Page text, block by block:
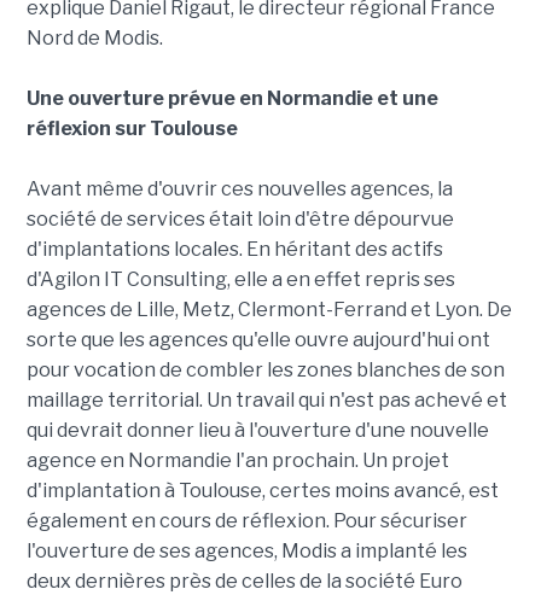
explique Daniel Rigaut, le directeur régional France
Nord de Modis.
Une ouverture prévue en Normandie et une
réflexion sur Toulouse
Avant même d'ouvrir ces nouvelles agences, la
société de services était loin d'être dépourvue
d'implantations locales. En héritant des actifs
d'Agilon IT Consulting, elle a en effet repris ses
agences de Lille, Metz, Clermont-Ferrand et Lyon. De
sorte que les agences qu'elle ouvre aujourd'hui ont
pour vocation de combler les zones blanches de son
maillage territorial. Un travail qui n'est pas achevé et
qui devrait donner lieu à l'ouverture d'une nouvelle
agence en Normandie l'an prochain. Un projet
d'implantation à Toulouse, certes moins avancé, est
également en cours de réflexion. Pour sécuriser
l'ouverture de ses agences, Modis a implanté les
deux dernières près de celles de la société Euro